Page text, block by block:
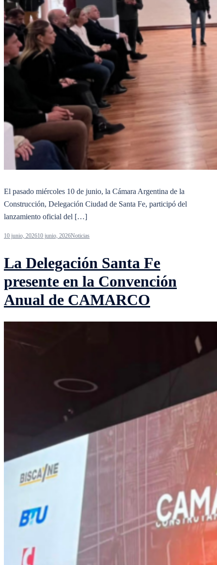
El pasado miércoles 10 de junio, la Cámara Argentina de la
Construcción, Delegación Ciudad de Santa Fe, participó del
lanzamiento oficial del […]
10 junio, 202610 junio, 2026Noticias
La Delegación Santa Fe
presente en la Convención
Anual de CAMARCO